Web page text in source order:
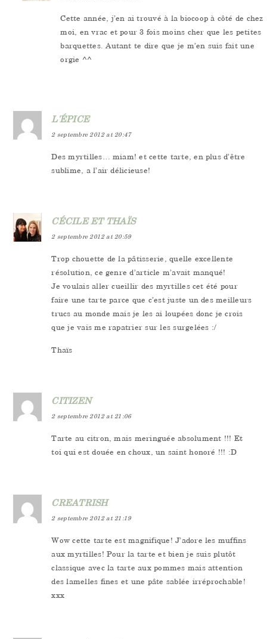
Cette année, j’en ai trouvé à la biocoop à côté de chez
moi, en vrac et pour 3 fois moins cher que les petites
barquettes. Autant te dire que je m’en suis fait une
orgie ^^
L'ÉPICE
2 septembre 2012 at 20:47
Des myrtilles… miam! et cette tarte, en plus d’être
sublime, a l’air délicieuse!
CÉCILE ET THAÏS
2 septembre 2012 at 20:59
Trop chouette de la pâtisserie, quelle excellente
résolution, ce genre d’article m’avait manqué!
Je voulais aller cueillir des myrtilles cet été pour
faire une tarte parce que c’est juste un des meilleurs
trucs au monde mais je les ai loupées donc je crois
que je vais me rapatrier sur les surgelées :/
Thaïs
CITIZEN
2 septembre 2012 at 21:06
Tarte au citron, mais meringuée absolument !!! Et
toi qui est douée en choux, un saint honoré !!! :D
CREATRISH
2 septembre 2012 at 21:19
Wow cette tarte est magnifique! J’adore les muffins
aux myrtilles! Pour la tarte et bien je suis plutôt
classique avec la tarte aux pommes mais attention
des lamelles fines et une pâte sablée irréprochable!
xxx